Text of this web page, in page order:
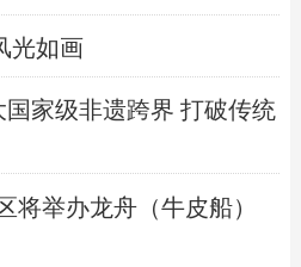
光如画
家级非遗跨界 打破传统
将举办龙舟（牛皮船）